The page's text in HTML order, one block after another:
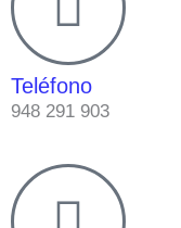
Teléfono
948 291 903